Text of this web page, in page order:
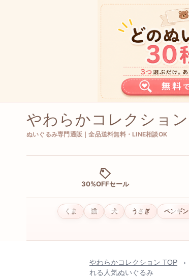
やわらかコレクション
ぬいぐるみ専門通販｜全品送料無料・LINE相談OK
30%OFFセール
くま 猫 犬 うさぎ ペンギン
やわらかコレクション TOP ›
れる人気ぬいぐるみ